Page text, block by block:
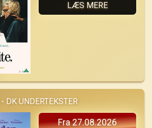
LÆS MERE
DK UNDERTEKSTER
Fra 27.08.2026